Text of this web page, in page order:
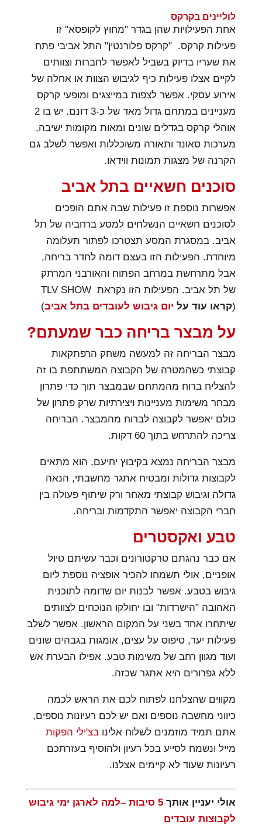
לוליינים בקרקס
אחת הפעילויות שהן בגדר "מחוץ לקופסא" זו
פעילות קרקס. "קרקס פלורנטין" התל אביבי פתח
את שעריו בדיוק בשביל לאפשר לחברות וצוותים
לקיים אצלו פעילות כיף לגיבוש הצוות או אחלה של
אירוע עסקי. אפשר לצפות במייצגים ומופעי קרקס
מעניינים במתחם גדול מאד של כ-3 דונם. יש בו 2
אוהלי קרקס בגדלים שונים ומאות מקומות ישיבה,
מערכות סאונד ותאורה משוכללות ואפשר לשלב גם
הקרנה של מצגות תמונות ווידאו.
סוכנים חשאיים בתל אביב
אפשרות נוספת זו פעילות שבה אתם הופכים
לסוכנים חשאיים הנשלחים למסע ברחביה של תל
אביב. במסגרת המסע תצטרכו לפתור תעלומה
מיוחדת. הפעילות הזו בעצם דומה לחדר בריחה,
אבל מתרחשת במרחב הפתוח והאורבני המרתק
של תל אביב. הפעילות הזו נקראת TLV SHOW
(קראו עוד על יום גיבוש לעובדים בתל אביב)
על מבצר בריחה כבר שמעתם?
מבצר הבריחה זה למעשה משחק הרפתקאות
קבוצתי כשהמטרה של הקבוצה המשתתפת בו זה
להצליח ברוח מהמתחם שבמבצר תוך כדי פתרון
מבחר משימות מעניינות ויצירתיות שרק פתרון של
כולם יאפשר לקבוצה לברוח מהמבצר. הבריחה
צריכה להתרחש בתוך 60 דקות.
מבצר הבריחה נמצא בקיבוץ יחיעם, הוא מתאים
לקבוצות גדולות ומבטיח אתגר מחשבתי, הנאה
גדולה וגיבוש קבוצתי מאחר ורק שיתוף פעולה בין
חברי הקבוצה יאפשר התקדמות ובריחה.
טבע ואקסטרים
אם כבר נהגתם טרקטורונים וכבר עשיתם טיול
אופניים, אולי תשמחו להכיר אופציה נוספת ליום
גיבוש בטבע. אפשר לבנות יום שדומה לתוכנית
האהובה "הישרדות" ובו יחולקו הנוכחים לצוותים
שיתחרו אחד בשני על המקום הראשון. אפשר לשלב
פעילות יער, טיפוס על עצים, אומגות בגבהים שונים
ועוד מגוון רחב של משימות טבע. אפילו הבערת אש
ללא גפרורים היא אתגר שכזה.
מקווים שהצלחנו לפתוח לכם את הראש לכמה
כיווני מחשבה נוספים ואם יש לכם רעיונות נוספים,
אתם תמיד מוזמנים לשלוח אלינו בצ'ילי הפקות
מייל ונשמח לסייע בכל רעיון ולהוסיף בעזרתכם
רעיונות שעוד לא קיימים אצלנו.
אולי יעניין אותך
5 סיבות –למה לארגן ימי גיבוש
לקבוצות עובדים